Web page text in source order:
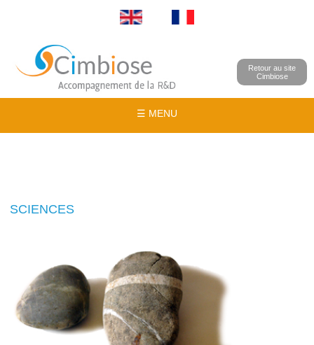
Retour au site
Cimbiose
☰ MENU
SCIENCES